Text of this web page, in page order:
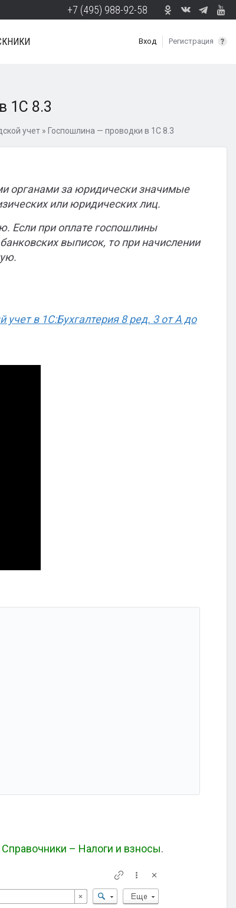
+7 (495) 988-92-58
Вход Регистрация
1С 8.3
учет» Госпошлина — проводки в 1С 8.3
органами за юридически значимые
или юридических лиц.
Если при оплате госпошлины
выписок, то при начислении
учет в 1С:Бухгалтерия 8 ред. 3 от А до
Справочники – Налоги и взносы.